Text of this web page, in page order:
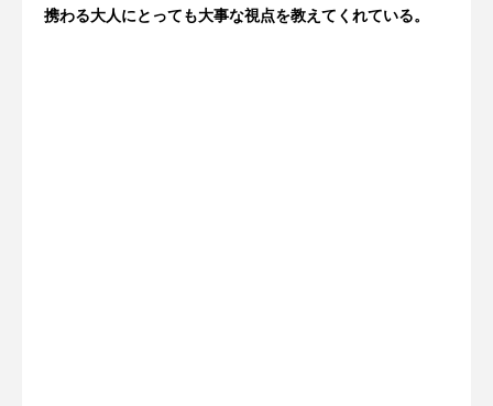
携わる大人にとっても大事な視点を教えてくれている。